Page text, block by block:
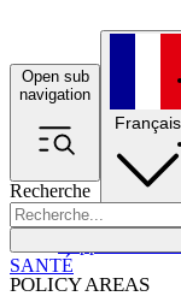
Open sub
navigation
Recherche
POLICY AREAS
Français
SANTÉ